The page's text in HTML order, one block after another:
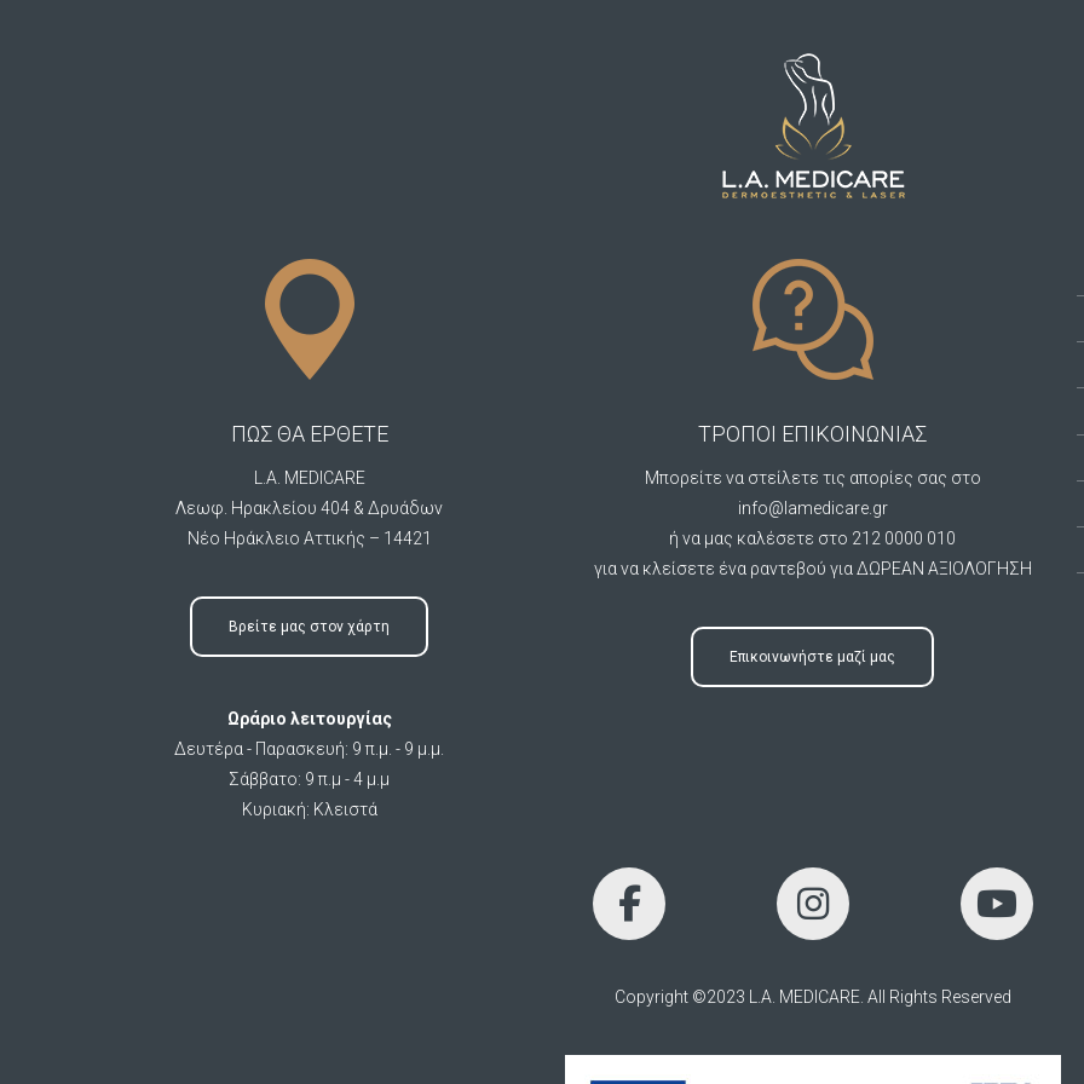
ΠΩΣ ΘΑ ΕΡΘΕΤΕ
L.A. MEDICARE
Λεωφ. Ηρακλείου 404 & Δρυάδων
Νέο Ηράκλειο Αττικής – 14421
Βρείτε μας στον χάρτη
Ωράριο λειτουργίας
Δευτέρα - Παρασκευή: 9 π.μ. - 9 μ.μ.
Σάββατο: 9 π.μ - 4 μ.μ
Κυριακή: Κλειστά
ΤΡΟΠΟΙ ΕΠΙΚΟΙΝΩΝΙΑΣ
Μπορείτε να στείλετε τις απορίες σας στο
info@lamedicare.gr
ή να μας καλέσετε στο 212 0000 010
για να κλείσετε ένα ραντεβού για ΔΩΡΕΑΝ ΑΞΙΟΛΟΓΗΣΗ
Επικοινωνήστε μαζί μας
Copyright ©2023 L.A. MEDICARE. All Rights Reserved